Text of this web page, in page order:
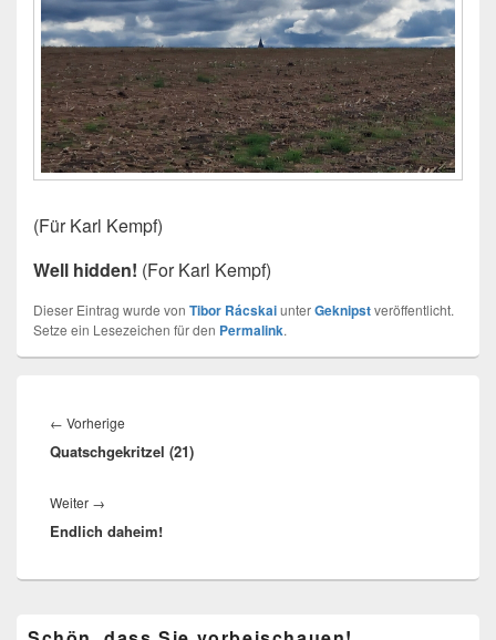
(Für Karl Kempf)
Well hidden! (For Karl Kempf)
Dieser Eintrag wurde von Tibor RácskaiunterGeknipstveröffentlicht.
Setze ein Lesezeichen für den Permalink.
← Vorherige
Beitrag:
Quatschgekritzel (21)
Weiter →
Beitrag:
Endlich daheim!